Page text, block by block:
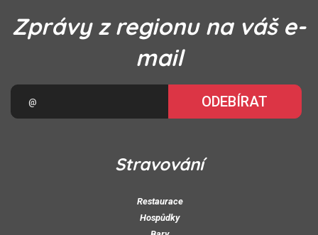
Zprávy z regionu na váš e-
mail
ODEBÍRAT
Stravování
Restaurace
Hospůdky